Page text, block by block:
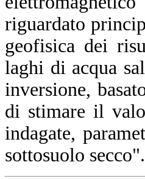
riguardato
geofisica dei
laghi di acqua
inversione,
di stimare il
indagate,
sottosuolo secco".